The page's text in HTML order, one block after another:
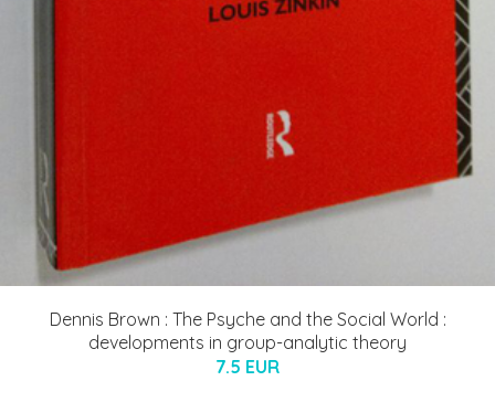
Dennis Brown : The Psyche and the Social World :
developments in group-analytic theory
7.5 EUR